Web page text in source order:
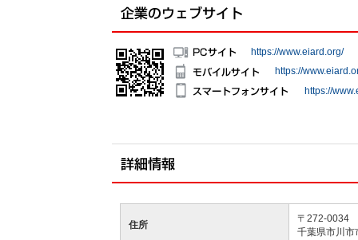
https://www.eiard.org/
https://
https://
住所
〒272-0034
千葉県市川